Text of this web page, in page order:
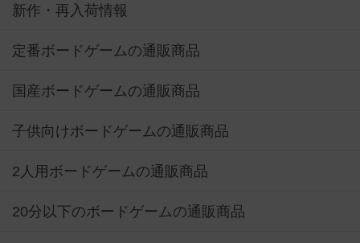
新作・再入荷情報
定番ボードゲームの通販商品
国産ボードゲームの通販商品
子供向けボードゲームの通販商品
2人用ボードゲームの通販商品
20分以下のボードゲームの通販商品